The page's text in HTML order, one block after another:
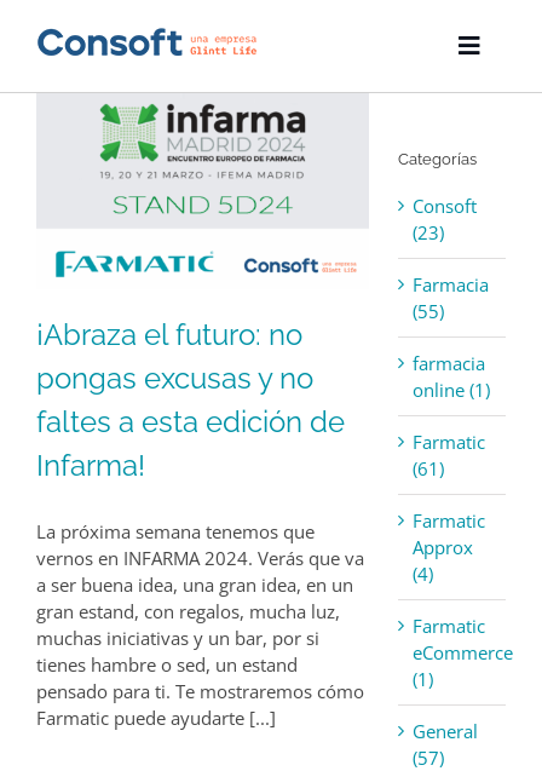
Toggle
Farmatic
Blog
Empresa
Contacto
¡Abraza el futuro: no
pongas excusas y no
faltes a esta edición de
Infarma!
La próxima semana tenemos que
vernos en INFARMA 2024. Verás que va
a ser buena idea, una gran idea, en un
gran estand, con regalos, mucha luz,
muchas iniciativas y un bar, por si
tienes hambre o sed, un estand
pensado para ti. Te mostraremos cómo
Farmatic puede ayudarte [...]
Categorías
Consoft
(23)
Farmacia
(55)
farmacia
online (1)
Farmatic
(61)
Farmatic
Approx
(4)
Farmatic
eCommerce
(1)
General
(57)